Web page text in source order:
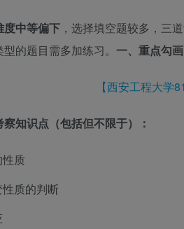
度中等偏下 ，选择填空题较多，三
的题目需多加练习。 一、重点勾画
【西安工程大学
知识点（包括但不限于）：
质
质的判断